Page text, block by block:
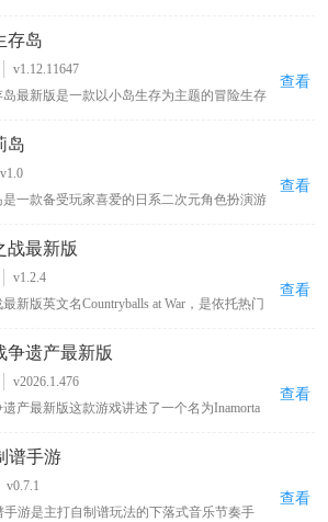
提升，场景立体效果也显得更加的突出，给
的视觉冲击力，而小鸟角色得益于在3D画面
得更加生动可爱，相信能给玩家带来别样的
存岛
v1.12.11647
最新版是一款以小岛生存为主题的冒险生存
信息，岛上有废弃城市，包含商场、加油站
可供探索，但要留意棕熊等野兽带来的威胁
查看
岛
v1.0
一款备受玩家喜爱的日系二次元角色扮演游
选择与互动玩法体验紧张刺激探索之旅，游
良、角色形象生动，战斗系统和日常互动都
查看
战最新版
v1.2.4
新版英文名Countryballs at War，是依托热门
任选国家阵营执掌政权，统筹资源调配、兵
博弈，稳步扩张国土版图，发展国力登顶超
原生支持简体中文，手动切换即可适配母语
味玩梗与深度策略博弈，适配策略游戏爱好
查看
争遗产最新版
v2026.1.476
产最新版这款游戏讲述了一个名为Inamorta
戏场景设计宏伟，地图广袤，在地图上会有
分出来疆域，你将依照不断增加的战争工艺来
家的防御，好吸取成熟的战争艺术，游戏关卡
玩法也非常丰富，绝对会给予你非常刺激的
查看
谱手游
v0.7.1
手游是主打自制谱玩法的下落式音乐节奏手
查看